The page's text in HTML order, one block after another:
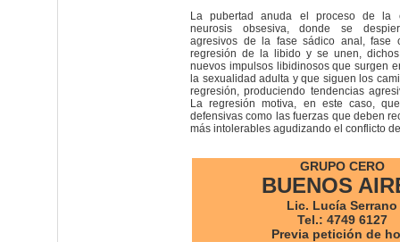
La pubertad anuda el proceso de la
neurosis obsesiva, donde se
agresivos de la fase sádico anal, fase
regresión de la libido y se unen,
nuevos impulsos libidinosos que surgen
la sexualidad adulta y que siguen los
regresión, produciendo tendencias
La regresión motiva, en este caso,
defensivas como las fuerzas que deben
más intolerables agudizando el conflicto
GRUPO CERO
BUENOS
Lic. Lucía Serrano
Tel.: 4749 6127
Previa petición de